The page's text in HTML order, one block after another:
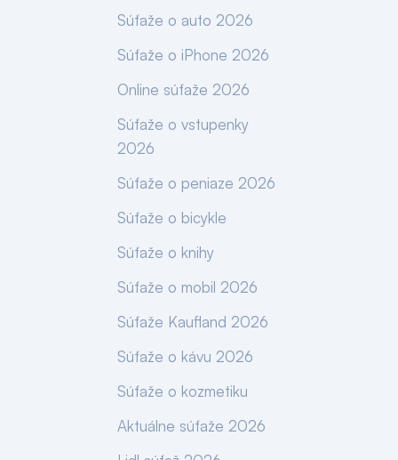
Súťaže o auto 2026
Súťaže o iPhone 2026
Online súťaže 2026
Súťaže o vstupenky
2026
Súťaže o peniaze 2026
Súťaže o bicykle
Súťaže o knihy
Súťaže o mobil 2026
Súťaže Kaufland 2026
Súťaže o kávu 2026
Súťaže o kozmetiku
Aktuálne súťaže 2026